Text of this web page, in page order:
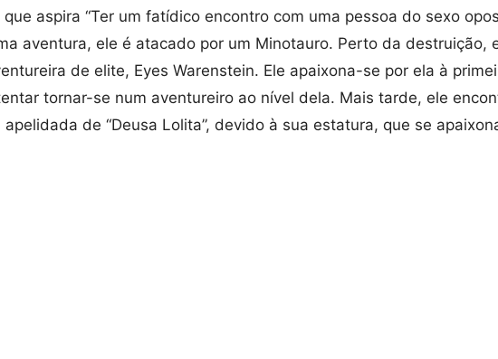
aspira “Ter um fatídico encontro com uma pessoa do sexo
aventura, ele é atacado por um Minotauro. Perto da destruição,
de elite, Eyes Warenstein. Ele apaixona-se por ela à
tornar-se num aventureiro ao nível dela. Mais tarde, ele
de “Deusa Lolita”, devido à sua estatura, que se